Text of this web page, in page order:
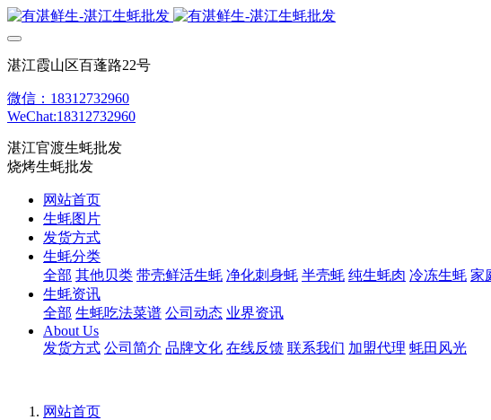
湛江霞山区百蓬路22号
微信：18312732960
WeChat:18312732960
湛江官渡生蚝批发
烧烤生蚝批发
网站首页
生蚝图片
发货方式
生蚝分类
全部 其他贝类 带壳鲜活生蚝 净化刺身蚝 半壳蚝 纯生蚝肉 冷冻生蚝 家
生蚝资讯
全部 生蚝吃法菜谱 公司动态 业界资讯
About Us
发货方式 公司简介 品牌文化 在线反馈 联系我们 加盟代理 蚝田风光
网站首页